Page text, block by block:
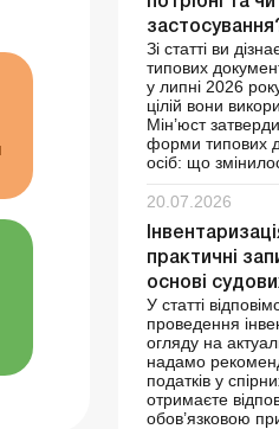
Зі статті ви
типових
у липні 2026
цілій вони
Мін’юст
форми типових
осіб: що
20.07.2026
практичні
основі
У статті
проведення
огляду на
надамо
податків у
отримаєте
обов’язковою